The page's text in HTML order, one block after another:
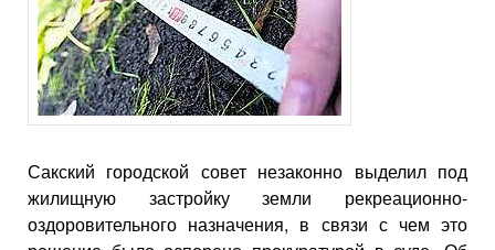
Сакский городской совет незаконно выделил под
жилищную застройку земли рекреационно-
оздоровительного назначения, в связи с чем это